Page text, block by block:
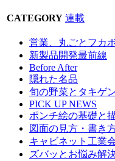
CATEGORY 連載
営業、丸ごとフカ
新製品開発最前線
Before After
隠れた名品
旬の野菜とタキゲ
PICK UP NEWS
ポンチ絵の基礎と
図面の見方・書き
キャビネット工業
ズバッとお悩み解